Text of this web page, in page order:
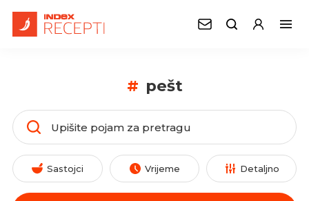
# pešt
Sastojci Vrijeme Detaljno